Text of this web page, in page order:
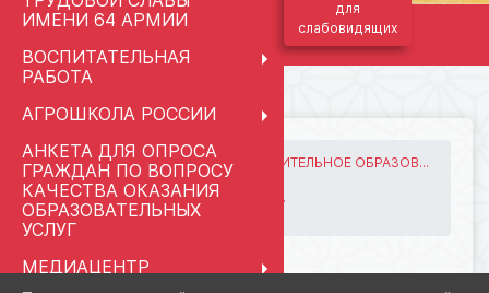
ИМЕНИ 64 АРМИИ
ВОСПИТАТЕЛЬНАЯ
РАБОТА
АГРОШКОЛА РОССИИ
АНКЕТА ДЛЯ ОПРОСА
ГРАЖДАН ПО ВОПРОСУ
КАЧЕСТВА ОКАЗАНИЯ
ОБРАЗОВАТЕЛЬНЫХ
УСЛУГ
МЕДИАЦЕНТР
"КЛАССНАЯ ШКОЛА.RU"
для
слабовидящих
ГЛАВНАЯ ВАЖНОЕ
ДОПОЛНИТЕЛЬНОЕ ОБРАЗОВ...
ТВОРЧЕСКИЕ ОБЪЕДИНЕНИЯ
ЮНАРМЕЙСКИЙ ОТРЯД "СЫН...
фото и мероприятия
23.09.2024 20:45 46